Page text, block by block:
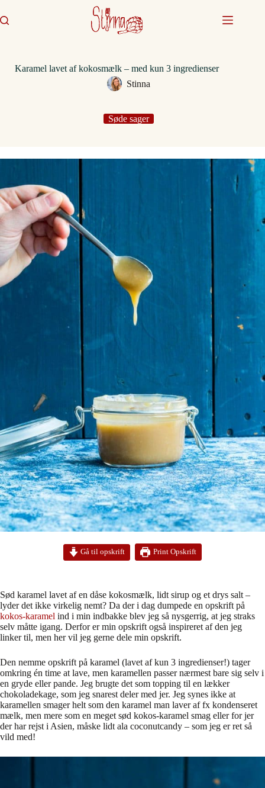
til
indhold
Karamel lavet af kokosmælk – med kun 3 ingredienser
Stinna
Søde sager
Gå til opskrift Print Opskrift
Sød karamel lavet af en dåse kokosmælk, lidt sirup og et drys salt –
lyder det ikke virkelig nemt? Da der i dag dumpede en opskrift på
kokos-karamel ind i min indbakke blev jeg så nysgerrig, at jeg straks
selv måtte igang. Derfor er min opskrift også inspireret af den jeg
linker til, men her vil jeg gerne dele min opskrift.
Den nemme opskrift på karamel (lavet af kun 3 ingredienser!) tager
omkring én time at lave, men karamellen passer nærmest bare sig selv i
en gryde eller pande. Jeg brugte det som topping til en lækker
chokoladekage, som jeg snarest deler med jer. Jeg synes ikke at
karamellen smager helt som den karamel man laver af fx kondenseret
mælk, men mere som en meget sød kokos-karamel smag eller for jer
der har rejst i Asien, måske lidt ala coconutcandy – som jeg er ret så
vild med!